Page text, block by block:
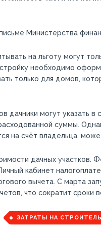
Министерства
на льготу могут
необходимо
только для домов,
дачники могут указать
суммы.
на счёт владельца,
дачных участков.
кабинет
вычета. С марта
что сократит сроки
ЗАТРАТЫ НА